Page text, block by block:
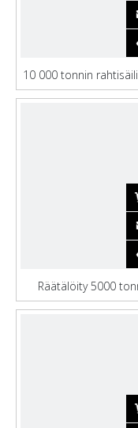
10 000 tonnin
kiinnitysvälineillä
Räätälöity 5000
kuljetuskonttialus